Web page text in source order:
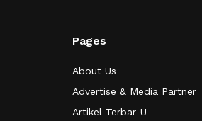
Pages
About Us
Advertise & Media Partner
Artikel Terbar-U